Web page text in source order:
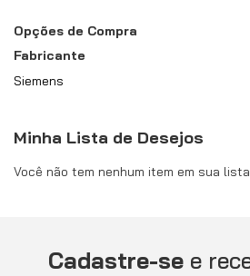
Opções de Compra
Fabricante
Siemens
Minha Lista de Desejos
Você não tem nenhum item em sua
Cadastre-see